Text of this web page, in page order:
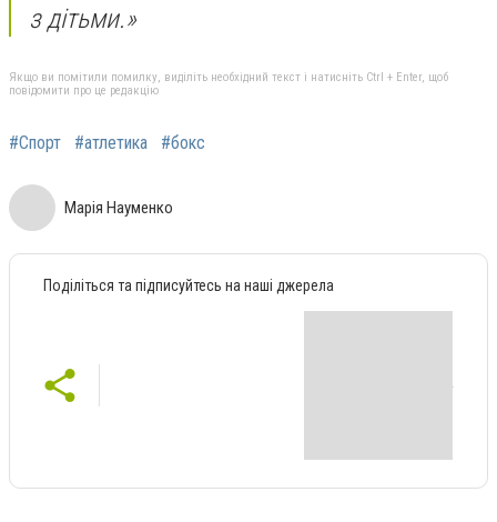
з дітьми.»
Якщо ви помітили помилку, виділіть необхідний текст і натисніть Ctrl + Enter, щоб
повідомити про це редакцію
#Спорт #атлетика #бокс
Марія Науменко
Поділіться та підписуйтесь на наші джерела